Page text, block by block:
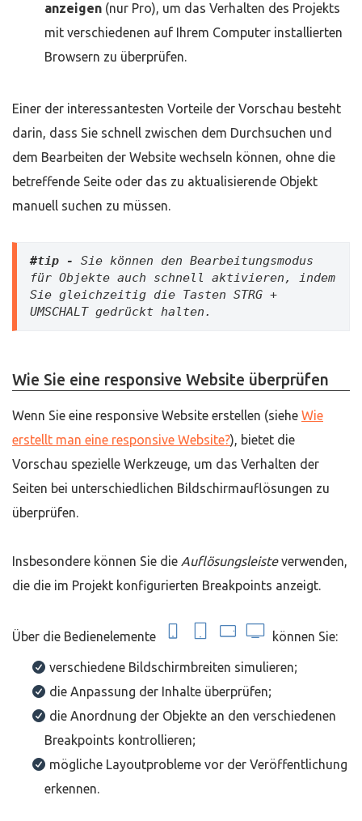
anzeigen (nur Pro), um das Verhalten des Projekts
mit verschiedenen auf Ihrem Computer installierten
Browsern zu überprüfen.
Einer der interessantesten Vorteile der Vorschau besteht
darin, dass Sie schnell zwischen dem Durchsuchen und
dem Bearbeiten der Website wechseln können, ohne die
betreffende Seite oder das zu aktualisierende Objekt
manuell suchen zu müssen.
#tip -
Sie können den Bearbeitungsmodus
für Objekte auch schnell aktivieren, indem
Sie gleichzeitig die Tasten STRG +
UMSCHALT gedrückt halten.
Wie Sie eine responsive Website überprüfen
Wenn Sie eine responsive Website erstellen (siehe Wie
erstellt man eine responsive Website?), bietet die
Vorschau spezielle Werkzeuge, um das Verhalten der
Seiten bei unterschiedlichen Bildschirmauflösungen zu
überprüfen.
Insbesondere können Sie die Auflösungsleisteverwenden,
die die im Projekt konfigurierten Breakpoints anzeigt.
Über die Bedienelemente können Sie:
verschiedene Bildschirmbreiten simulieren;
die Anpassung der Inhalte überprüfen;
die Anordnung der Objekte an den verschiedenen
Breakpoints kontrollieren;
mögliche Layoutprobleme vor der Veröffentlichung
erkennen.